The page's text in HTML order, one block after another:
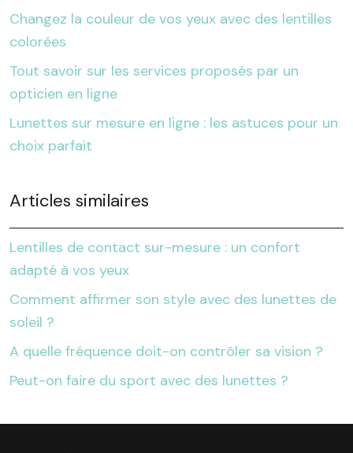
Changez la couleur de vos yeux avec des lentilles
colorées
Tout savoir sur les services proposés par un
opticien en ligne
Lunettes sur mesure en ligne : les astuces pour un
choix parfait
Articles similaires
Lentilles de contact sur-mesure : un confort
adapté à vos yeux
Comment affirmer son style avec des lunettes de
soleil ?
A quelle fréquence doit-on contrôler sa vision ?
Peut-on faire du sport avec des lunettes ?